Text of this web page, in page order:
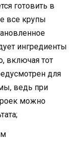
готовить в
все крупы
ингредиенты
включая тот
для
ведь при
можно